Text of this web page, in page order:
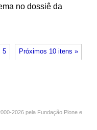
no dossiê da
Próximos 10 itens »
5
2026 pela Fundação Plone e